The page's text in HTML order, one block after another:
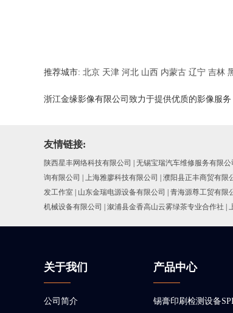
推荐城市: 北京 天津 河北 山西 内蒙古 辽宁 吉林
浙江金缘影像有限公司致力于提供优质的影像服
友情链接:
陕西星丰网络科技有限公司 无锡宝瑞汽车维修服务有限公
询有限公司
上海雅廖科技有限公司 濮阳县正丰商贸有限
发工作室
山东金瑞电源设备有限公司 青海源尊工贸有限
机械设备有限公司
溆浦县金香高山云雾绿茶专业合作社
关于我们
公司简介
产品中心
锡膏印刷检测设备SPI